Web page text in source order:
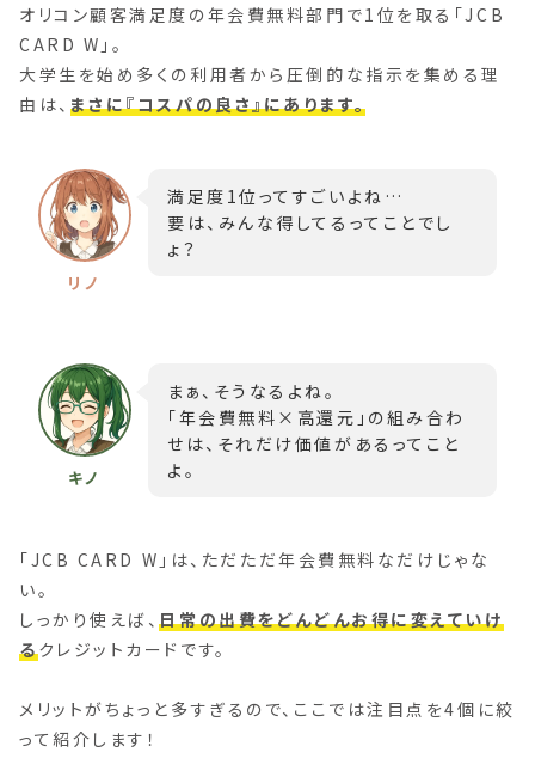
オリコン顧客満足度の年会費無料部門で1位を取る「JCB
CARD W」。
大学生を始め多くの利用者から圧倒的な指示を集める理
由は、 まさに『コスパの良さ』にあります。
満足度1位ってすごいよね…
要は、みんな得してるってことでし
ょ？
まぁ、そうなるよね。
「年会費無料×高還元」の組み合わ
せは、それだけ価値があるってこと
よ。
「JCB CARD W」は、ただただ年会費無料なだけじゃな
い。
しっかり使えば、日常の出費をどんどんお得に変えていけ
るクレジットカードです。
メリットがちょっと多すぎるので、ここでは注目点を4個に絞
って紹介します！